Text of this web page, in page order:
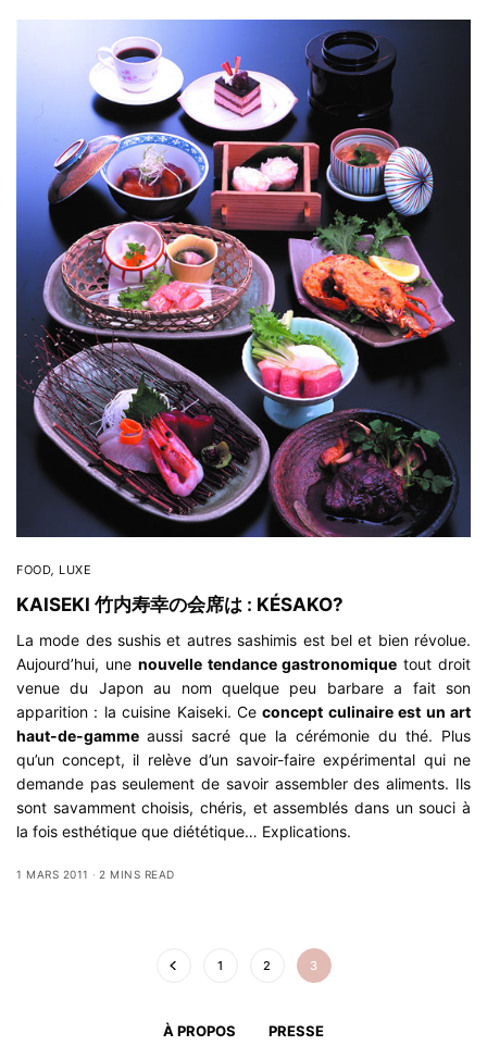
FOOD LUXE
KAISEKI 竹内寿幸の会席は : KÉSAKO?
La mode des sushis et autres sashimis est bel et bien révolue.
Aujourd’hui, une nouvelle tendance gastronomique tout droit
venue du Japon au nom quelque peu barbare a fait son
apparition : la cuisine Kaiseki. Ceconcept culinaire est un art
haut-de-gamme aussi sacré que la cérémonie du thé. Plus
qu’un concept, il relève d’un savoir-faire expérimental qui ne
demande pas seulement de savoir assembler des aliments. Ils
sont savamment choisis, chéris, et assemblés dans un souci à
la fois esthétique que diététique… Explications.
1 MARS 2011 2 MINS READ
1 2 3
À PROPOS PRESSE